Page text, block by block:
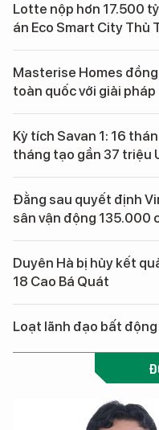
Lotte nộp hơn 17.500
án Eco Smart City Thủ
Masterise Homes
toàn quốc với giải
Kỳ tích Savan 1: 16
tháng tạo gần 37 triệu
Đằng sau quyết định
sân vận động 135.000
Duyên Hà bị hủy kết
18 Cao Bá Quát
Loạt lãnh đạo bất